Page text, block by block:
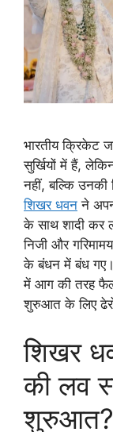
भारतीय क्रिकेट
सुर्खियों में हैं,
नहीं, बल्कि उनकी
शिखर धवन ने
के साथ शादी कर
निजी और
के बंधन में बंध गए।
में आग की तरह
शुरुआत के लिए
शिखर
की लव
शुरुआत?